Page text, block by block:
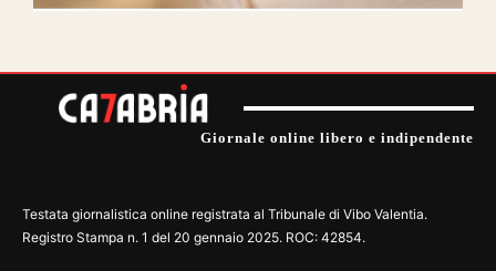
Giornale online libero e indipendente
Testata giornalistica online registrata al Tribunale di Vibo Valentia.
Registro Stampa n. 1 del 20 gennaio 2025. ROC: 42854.